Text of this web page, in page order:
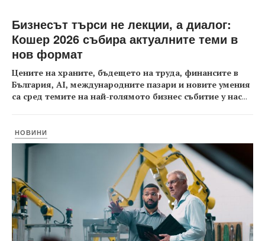
Бизнесът търси не лекции, а диалог:
Кошер 2026 събира актуалните теми в
нов формат
Цените на храните, бъдещето на труда, финансите в
България, AI, международните пазари и новите умения
са сред темите на най-голямото бизнес събитие у нас...
НОВИНИ